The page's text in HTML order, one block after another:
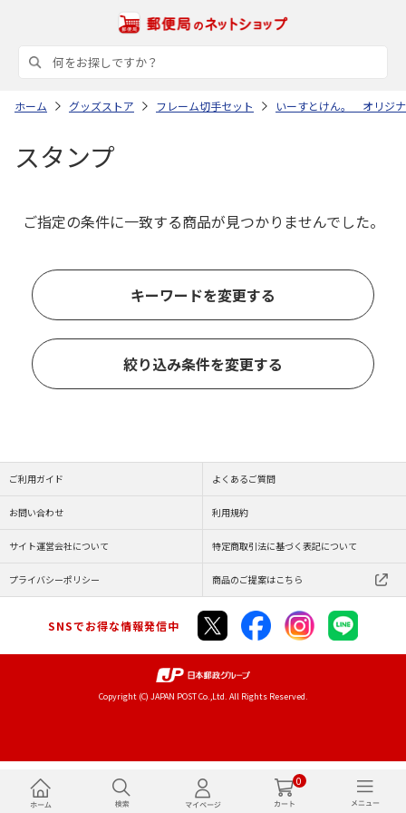
0
ホーム グッズストア フレーム切手セット いーすとけん。 オリジ
スタンプ
ご指定の条件に一致する商品が見つかりませんでした。
キーワードを変更する
絞り込み条件を変更する
ご利用ガイド よくあるご質問
お問い合わせ 利用規約
サイト運営会社について 特定商取引法に基づく表記について
プライバシーポリシー 商品のご提案はこちら
SNSでお得な情報発信中
Copyright (C) JAPAN POST Co.,Ltd. All Rights Reserved.